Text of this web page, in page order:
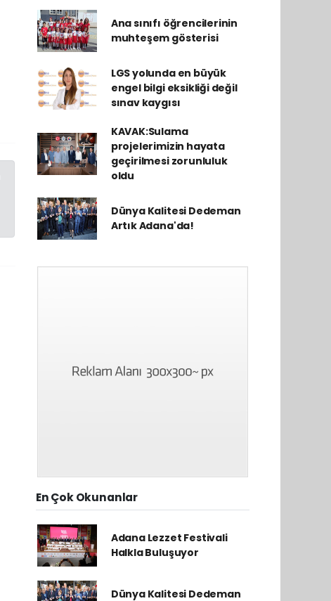
Ana sınıfı öğrencilerinin
muhteşem gösterisi
LGS yolunda en büyük
engel bilgi eksikliği değil
sınav kaygısı
KAVAK:Sulama
projelerimizin hayata
geçirilmesi zorunluluk
oldu
Dünya Kalitesi Dedeman
Artık Adana'da!
En Çok Okunanlar
Adana Lezzet Festivali
Halkla Buluşuyor
Dünya Kalitesi Dedeman